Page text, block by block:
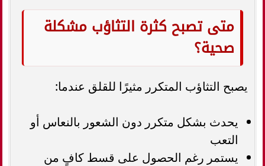
متى تصبح كثرة التثاؤب مشكلة
صحية؟
يصبح التثاؤب المتكرر مثيرًا للقلق عندما:
يحدث بشكل متكرر دون الشعور بالنعاس أو
التعب
يستمر رغم الحصول على قسط كافٍ من